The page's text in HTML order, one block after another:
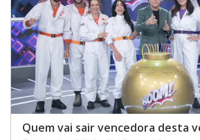
Quem vai sair vencedora desta